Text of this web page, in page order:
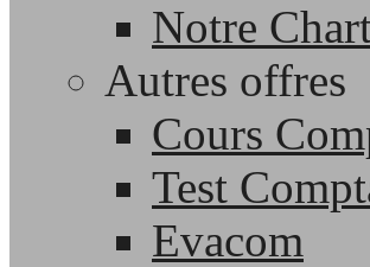
Notre
Autres offres
Cours
Test
Evacom